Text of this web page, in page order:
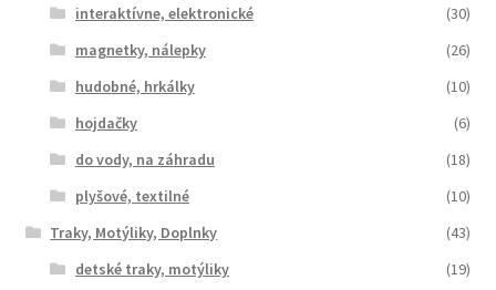
interaktívne, elektronické
(30)
magnetky, nálepky
(26)
hudobné, hrkálky
(10)
hojdačky
(6)
do vody, na záhradu
(18)
plyšové, textilné
(10)
Traky, Motýliky, Doplnky
(43)
detské traky, motýliky
(19)